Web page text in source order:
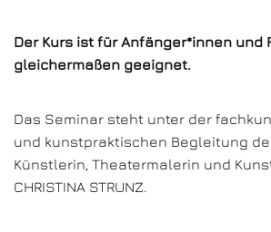
Der Kurs ist für Anfänger*innen und
gleichermaßen geeignet.
Das Seminar steht unter der
und kunstpraktischen Begleitung
Künstlerin, Theatermalerin und
CHRISTINA STRUNZ.